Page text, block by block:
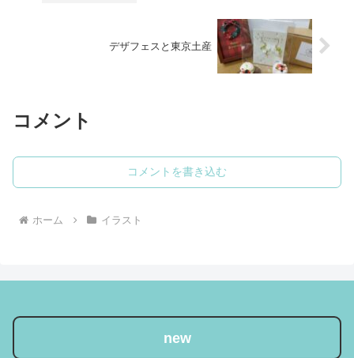
デザフェスと東京土産
コメント
コメントを書き込む
ホーム イラスト
new